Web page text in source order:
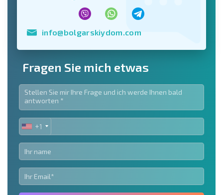
info@bolgarskiydom.com
Fragen Sie mich etwas
UNITED
STATES
+1
+1